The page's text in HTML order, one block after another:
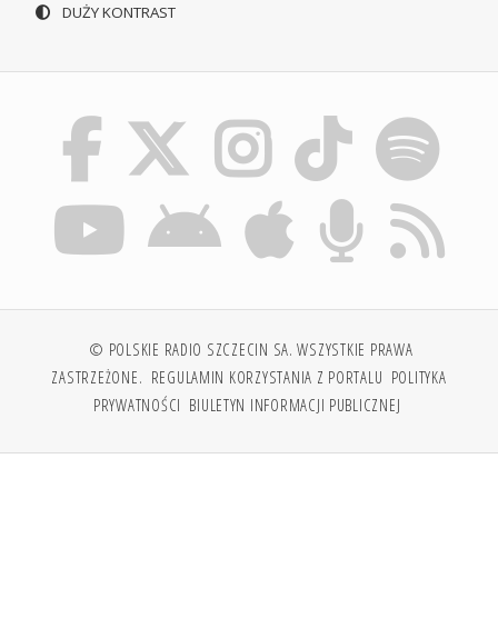
DUŻY KONTRAST
© POLSKIE RADIO SZCZECIN SA. WSZYSTKIE PRAWA
ZASTRZEŻONE. REGULAMIN KORZYSTANIA Z PORTALU POLITYKA
PRYWATNOŚCI BIULETYN INFORMACJI PUBLICZNEJ